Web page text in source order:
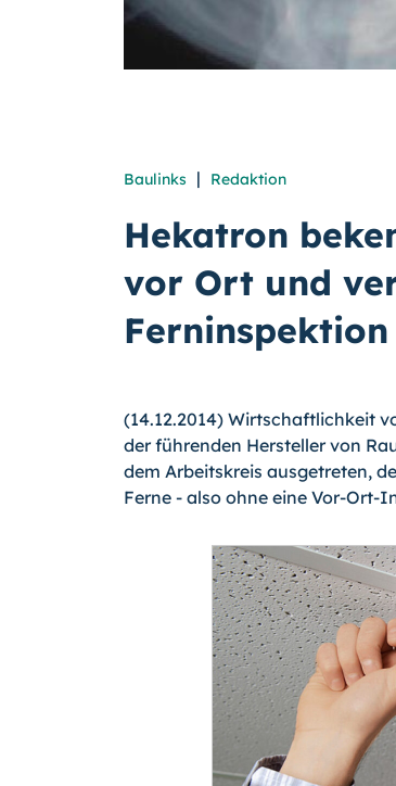
Baulinks | Redaktion
Hekatron
vor Ort und
Ferninspektion
(14.12.2014) Wirtschaftlichkeit
der führenden Hersteller von
dem Arbeitskreis ausgetreten,
Ferne - also ohne eine Vor-Ort-